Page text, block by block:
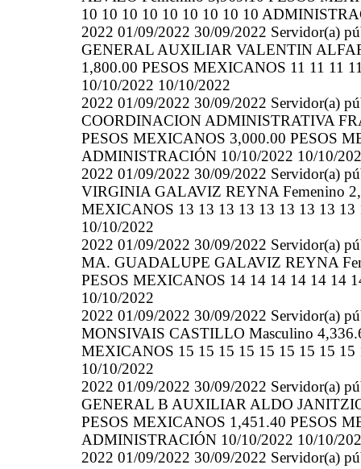
10 10 10 10 10 10 10 10 10
2022 01/09/2022 30/09/2022 Servidor(a)
GENERAL AUXILIAR VALENTIN
1,800.00 PESOS MEXICANOS 11 11 11
10/10/2022 10/10/2022
2022 01/09/2022 30/09/2022 Servidor(a)
COORDINACION ADMINISTRATIVA
PESOS MEXICANOS 3,000.00 PESOS
ADMINISTRACIÓN 10/10/2022 10/10/
2022 01/09/2022 30/09/2022 Servidor(a)
VIRGINIA GALAVIZ REYNA Femenino
MEXICANOS 13 13 13 13 13 13 13 13
10/10/2022
2022 01/09/2022 30/09/2022 Servidor(a)
MA. GUADALUPE GALAVIZ REYNA
PESOS MEXICANOS 14 14 14 14 14 14
10/10/2022
2022 01/09/2022 30/09/2022 Servidor(a)
MONSIVAIS CASTILLO Masculino
MEXICANOS 15 15 15 15 15 15 15 15
10/10/2022
2022 01/09/2022 30/09/2022 Servidor(a)
GENERAL B AUXILIAR ALDO
PESOS MEXICANOS 1,451.40 PESOS
ADMINISTRACIÓN 10/10/2022 10/10/
2022 01/09/2022 30/09/2022 Servidor(a)